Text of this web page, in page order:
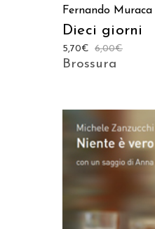
Fernando Muraca
Dieci giorni
6,00€
5,70€
Brossura